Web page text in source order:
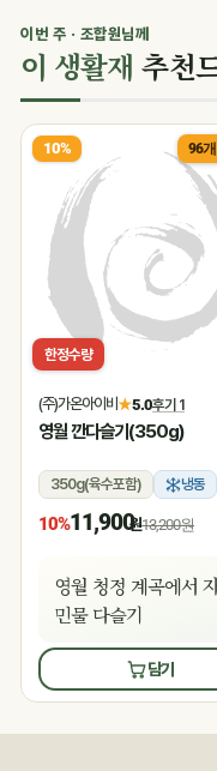
이번 주 · 조합원님께
이 생활재 추천
10% 96
한정수량
(주)가온아이비 ★5.0후기 1
영월 깐다슬기(350g)
350g(육수포함) 냉동
10%11,900원13,200원
영월 청정 계곡에서
민물 다슬기
담기